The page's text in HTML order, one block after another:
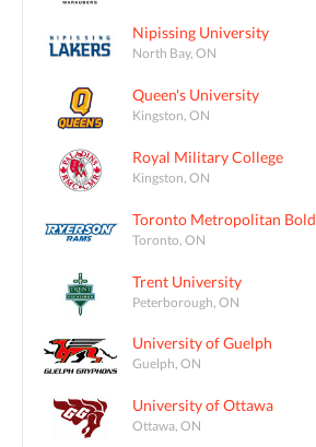
Nipissing University
North Bay, ON
Queen's University
Kingston, ON
Royal Military College
Kingston, ON
Toronto Metropolitan Bold
Toronto, ON
Trent University
Peterborough, ON
University of Guelph
Guelph, ON
University of Ottawa
Ottawa, ON